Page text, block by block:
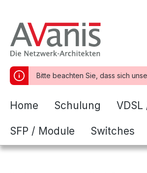
Bitte beachten Sie, dass sich
Home Schulung
SFP / Module Switches